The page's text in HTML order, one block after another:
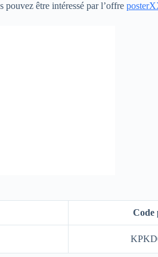
pouvez être intéressé par l’offre
Code